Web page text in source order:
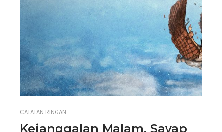
CATATAN RINGAN
Kejanggalan Malam, Sayap